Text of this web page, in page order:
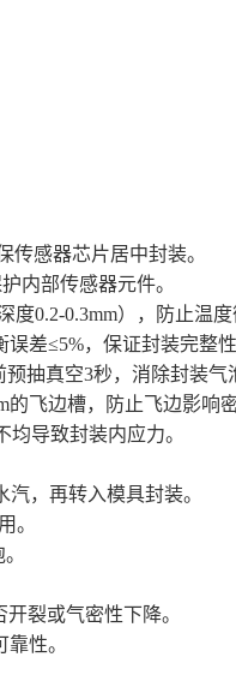
传感器芯片居中封装。
内部传感器元件。
0.2-0.3mm），防止温度
差≤5%，保证封装完整性
预抽真空3秒，消除封装气
的飞边槽，防止飞边影响密
导致封装内应力。
汽，再转入模具封装。
。
裂或气密性下降。
靠性。